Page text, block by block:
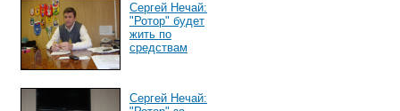
Сергей Нечай:
"Ротор" будет
жить по
средствам
Сергей Нечай: